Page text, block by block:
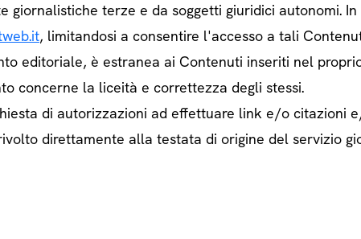
giornalistiche terze e da soggetti giuridici autonomi. In
, limitandosi a consentire l'accesso a tali
editoriale, è estranea ai Contenuti inseriti nel
concerne la liceità e correttezza degli stessi.
di autorizzazioni ad effettuare link e/o citazioni
direttamente alla testata di origine del servizio